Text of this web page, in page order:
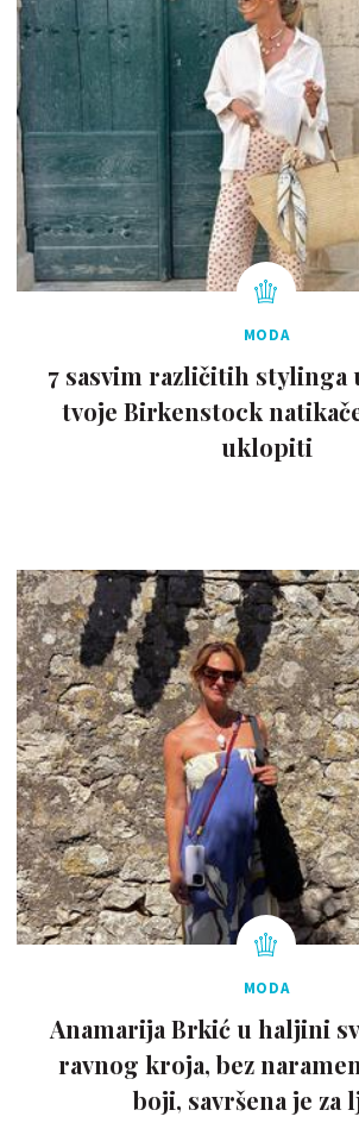
MODA
7 sasvim različitih stylinga
tvoje Birkenstock
uklopiti
MODA
Anamarija Brkić u haljini
ravnog kroja, bez
boji, savršena je za